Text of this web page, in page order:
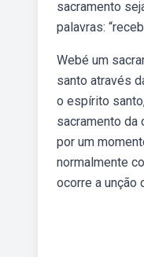
sacramento
palavras:
Webé um
santo através
o espírito
sacramento da
por um
normalmente
ocorre a unção